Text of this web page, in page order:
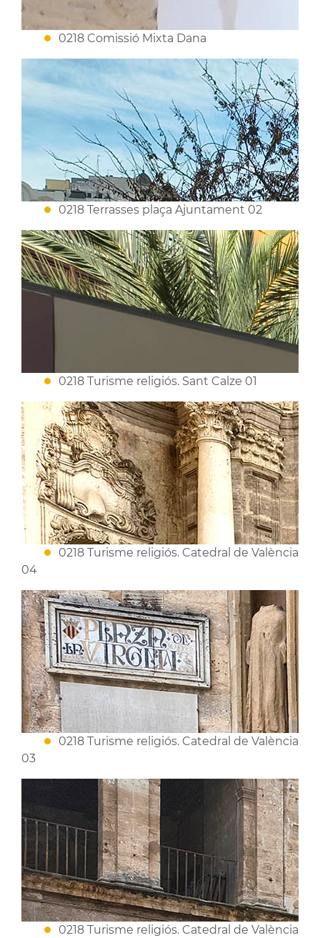
0218 Comissió Mixta Dana
0218 Terrasses plaça Ajuntament 02
0218 Turisme religiós. Sant Calze 01
0218 Turisme religiós. Catedral de València
04
0218 Turisme religiós. Catedral de València
03
0218 Turisme religiós. Catedral de València